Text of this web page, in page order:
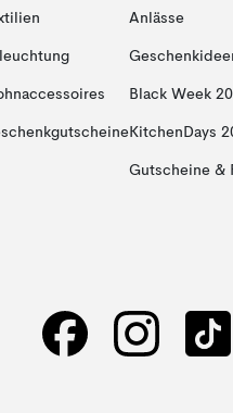
Anlässe
Black Week
KitchenDays
Gutscheine &